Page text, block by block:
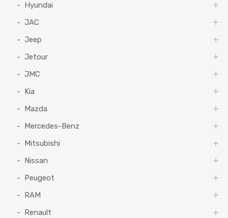
Hyundai
JAC
Jeep
Jetour
JMC
Kia
Mazda
Mercedes-Benz
Mitsubishi
Nissan
Peugeot
RAM
Renault